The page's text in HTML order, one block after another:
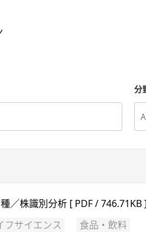
分
／株識別分析 [ PDF / 746.71KB ]
フサイエンス 食品・飲料